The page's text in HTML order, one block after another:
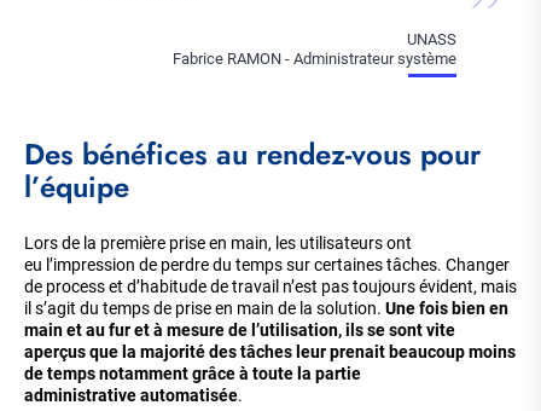
UNASS
Fabrice RAMON - Administrateur système
Des bénéfices au rendez-vous pour
l’équipe
Lors de la première prise en main, les utilisateurs ont
eu l’impression de perdre du temps sur certaines tâches. Changer
de process et d’habitude de travail n’est pas toujours évident, mais
il s’agit du temps de prise en main de la solution. Une fois bien en
main et au fur et à mesure de l’utilisation, ils se sont vite
aperçus que la majorité des tâches leur prenait beaucoup moins
de temps notamment grâce à toute la partie
administrative automatisée.